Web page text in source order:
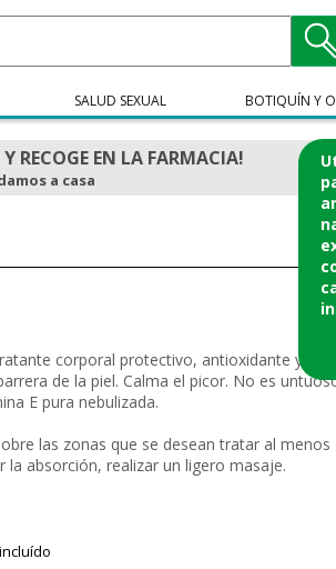
SALUD SEXUAL BOTIQUÍN Y
RECOGE EN LA FARMACIA!
a casa
corporal protectivo, antioxidante y
de la piel. Calma el picor. No es
E pura nebulizada.
las zonas que se desean tratar al menos
la absorción, realizar un ligero masaje.